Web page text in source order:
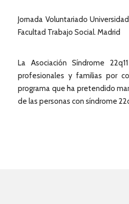
Jornada Voluntariado
Facultad Trabajo Social. Madrid
La Asociación Síndrome
profesionales y familias por
programa que ha pretendido
de las personas con síndrome